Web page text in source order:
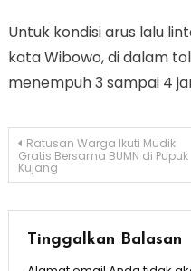
Untuk kondisi arus lalu
kata Wibowo, di dalam
menempuh 3 sampai 4
Navigasi
pos
Ratusan Warga Ikuti Mudik
Gratis Bersama BUMN di Pupuk
Kujang
Tinggalkan Balasan